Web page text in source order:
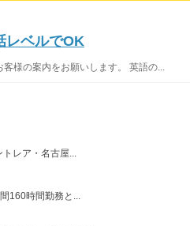
レベルでOK
様の案内をお願いします。 英語の...
レア・名古屋...
160時間勤務と...